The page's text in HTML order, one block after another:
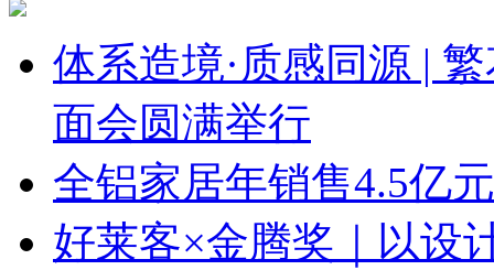
体系造境·质感同源 |
面会圆满举行
全铝家居年销售4.5亿
好莱客×金腾奖｜以设